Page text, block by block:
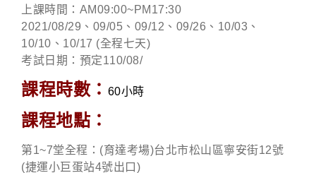
上課時間：AM09:00~PM17:30
2021/08/29、09/05、09/12、09/26、10/03、
10/10、10/17 (全程七天)
考試日期：預定110/08/
課程時數： 60小時
課程地點：
第1~7堂全程：(育達考場)台北市松山區寧安街12號
(捷運小巨蛋站4號出口)